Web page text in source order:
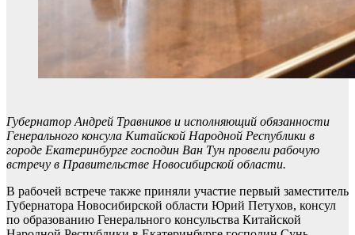
Губернатор Андрей Травников и исполняющий обязанности
Генерального консула Китайской Народной Республики в
городе Екатеринбурге господин Ван Тун провели рабочую
встречу в Правительстве Новосибирской области.
В рабочей встрече также приняли участие первый заместитель
Губернатора Новосибирской области Юрий Петухов, консул
по образованию Генерального консульства Китайской